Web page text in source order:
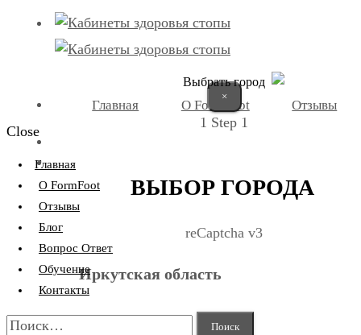
Выбрать город
×
1 Step 1
ВЫБОР ГОРОДА
reCaptcha v3
Иркутская область
Главная О FormFoot Отзывы
Close
Главная
О FormFoot
Отзывы
Блог
Вопрос Ответ
Обучение
Контакты
Найти: